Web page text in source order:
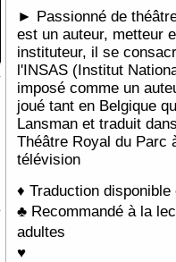
► Passionné de
est un auteur, metteur
instituteur, il se
l'INSAS (Institut
imposé comme un
joué tant en Belgique
Lansman et traduit
Théâtre Royal du Parc
télévision
♦ Traduction
♣ Recommandé à la
adultes
♥